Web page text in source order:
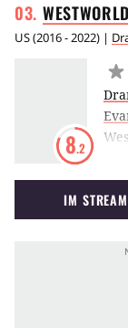
WESTWORLD
US(2016 - 2022) |
8.2
auf
IM STREAM